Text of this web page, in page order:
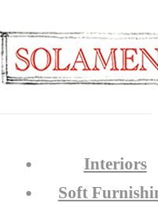
Interiors
Soft